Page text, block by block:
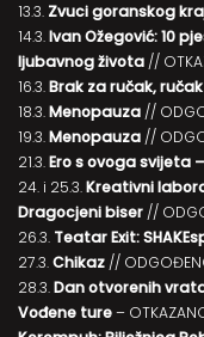
13.3. Zvuci goranskog
14.3.Ivan Ožegović: 10
ljubavnog života //
16.3.Brak za ručak,
18.3.Menopauza //
19.3.Menopauza //
21.3.Ero s ovoga svijeta
24. i 25.3.Kreativni
Dragocjeni biser //
26.3. Teatar Exit:
27.3.Chikaz //
28.3.Dan otvorenih
Vođene ture–